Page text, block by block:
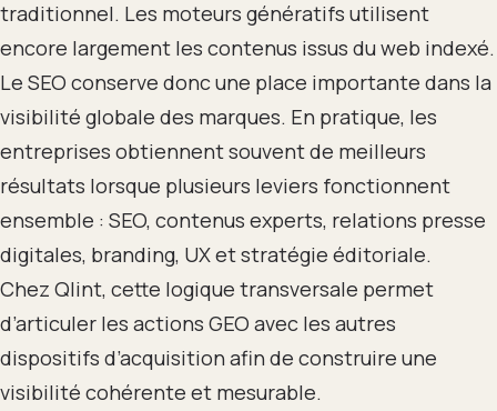
traditionnel. Les moteurs génératifs utilisent
encore largement les contenus issus du web indexé.
Le SEO conserve donc une place importante dans la
visibilité globale des marques. En pratique, les
entreprises obtiennent souvent de meilleurs
résultats lorsque plusieurs leviers fonctionnent
ensemble : SEO, contenus experts, relations presse
digitales, branding, UX et stratégie éditoriale.
Chez Qlint, cette logique transversale permet
d’articuler les actions GEO avec les autres
dispositifs d’acquisition afin de construire une
visibilité cohérente et mesurable.